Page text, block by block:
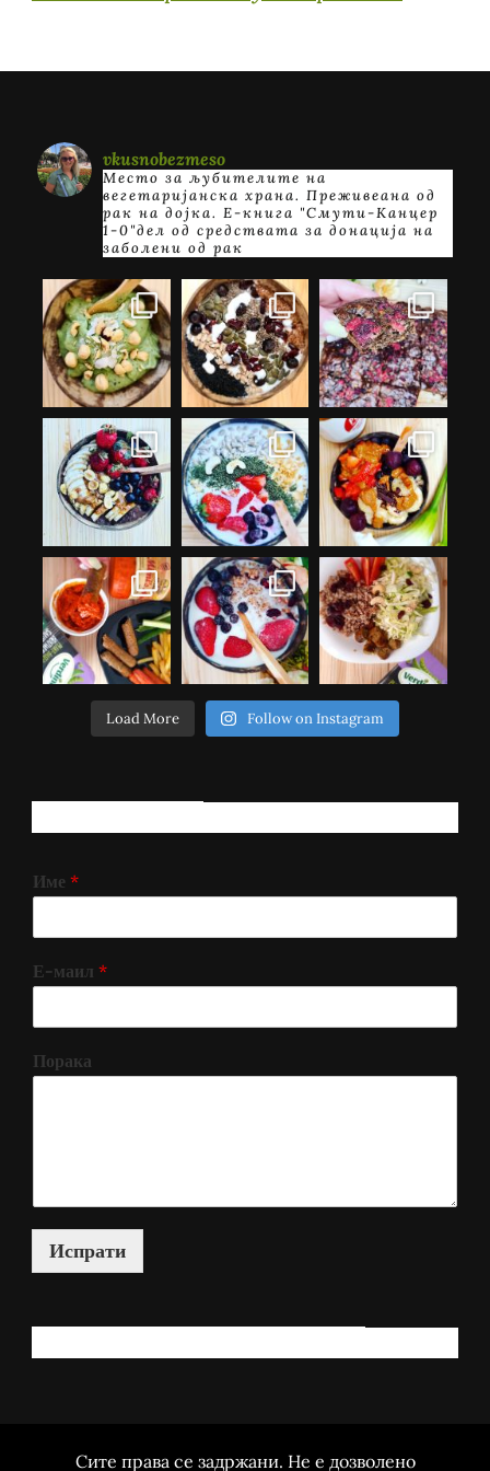
vkusnobezmeso
Место за љубителите на
вегетаријанска храна. Преживеана од
рак на дојка. E-книга "Смути-Канцер
1-0"дел од средствата за донација на
заболени од рак
Load More Follow on Instagram
Име *
Е-маил *
Порака
Испрати
Сите права се задржани. Не е дозволено